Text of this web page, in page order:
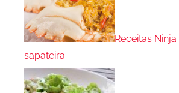
Receitas
sapateira